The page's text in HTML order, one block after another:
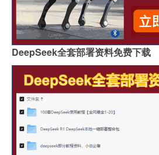
DeepSeek全套部署资料免费下载